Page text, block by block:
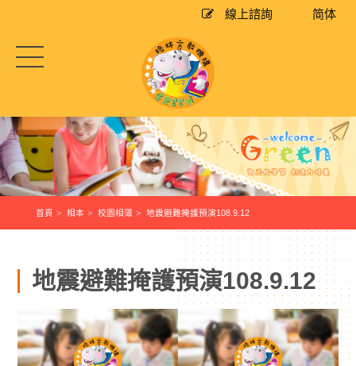
線上諮詢 简体
首頁 相本 校園相簿 地震避難掩護預演108.9.12
地震避難掩護預演108.9.12